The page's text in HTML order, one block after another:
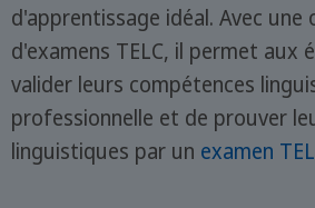
d'apprentissage idéal. Avec
d'examens TELC, il permet aux
valider leurs compétences
professionnelle et de prouver
linguistiques par un examen